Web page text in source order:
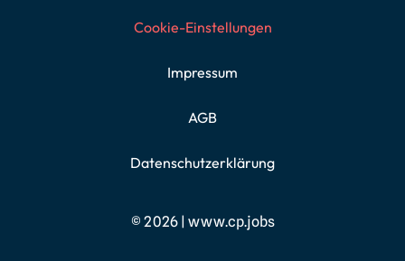
Cookie-Einstellungen
Impressum
AGB
Datenschutzerklärung
© 2026 | www.cp.jobs